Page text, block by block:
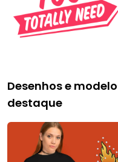
Desenhos e
destaque